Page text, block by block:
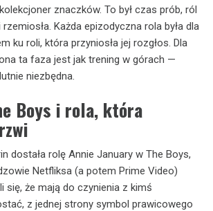
znaczków. To był czas prób, ról
Każda epizodyczna rola była dla
ku roli, która przyniosła jej rozgłos. Dla
ta faza jest jak trening w górach —
niezbędna.
Boys i rola, która
dostała rolę Annie January w The Boys,
Netfliksa (a potem Prime Video)
się, że mają do czynienia z kimś
z jednej strony symbol prawicowego